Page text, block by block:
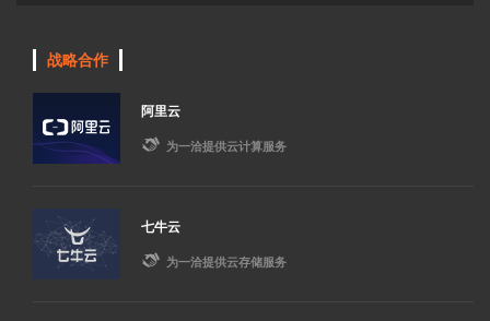
战略合作
阿里云
 为一洽提供云计算服务
七牛云
 为一洽提供云存储服务